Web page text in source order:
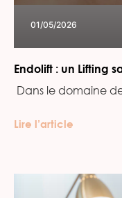
01/05/2026
Endolift : un Lifting
Dans le domaine
Lire l’article